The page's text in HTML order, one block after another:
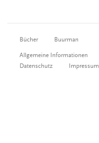
Bücher Buurman
Allgemeine Informationen
Datenschutz
Impressum